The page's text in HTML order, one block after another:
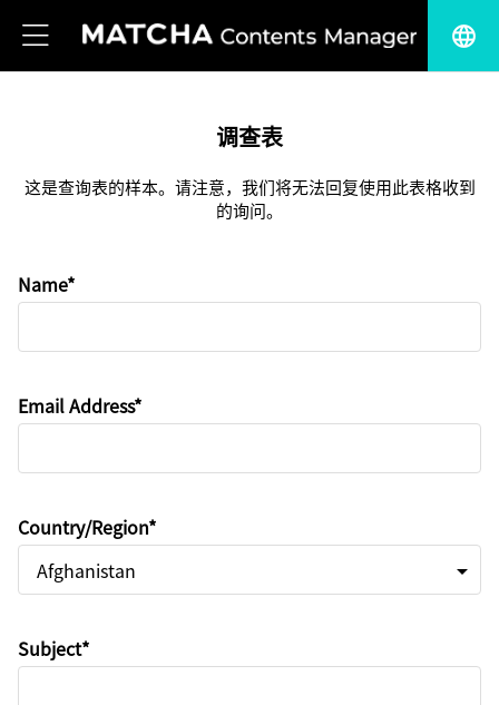
language
调查表
这是查询表的样本。请注意，我们将无法回复使用此表格收到
的询问。
Name*
Email Address*
Country/Region*
arrow_drop_down
Subject*